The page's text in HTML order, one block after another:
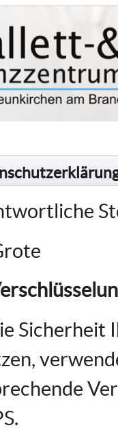
Sicherheit